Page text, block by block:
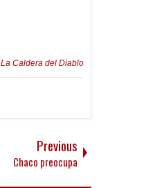
La Caldera del Diablo
Previous
Chaco preocupa